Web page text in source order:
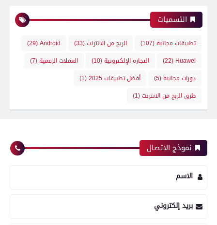
التسميات
تطبيقات مجانية(107) الربح من الانترنت(33)
Android
(29)
Huawei
(22) التجارة الإلكترونية(10) العملات الرقمية(7)
دورات مجانية(5) أفضل تطبيقات 2025
(1)
طرق الربح من الانترنت(1)
نموذج الاتصال
الاسم
بريد إلكتروني